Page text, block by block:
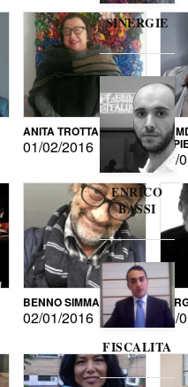
ANITA TROTTA
01/02/2016 DI
15/
BENNO SIMMA
02/01/2016
SINERGIE
ENRICO
BASSI
FISCALITA